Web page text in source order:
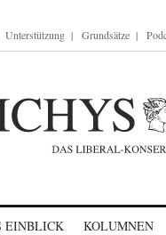
Unterstützung Grundsätze
EINBLICK KOLUMNEN